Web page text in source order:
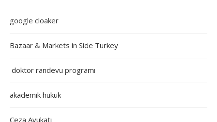
google cloaker
Bazaar & Markets in Side Turkey
doktor randevu programı
akademik hukuk
Ceza Avukatı